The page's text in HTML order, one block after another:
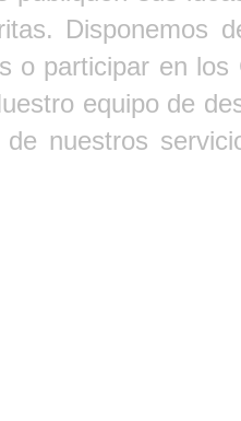
Disponemos
o participar en
equipo de
de nuestros